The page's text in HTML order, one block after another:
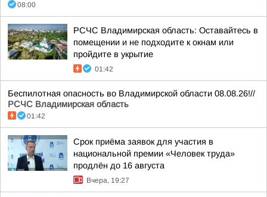
08:00
РСЧС Владимирская область: Оставайтесь в
помещении и не подходите к окнам или
пройдите в укрытие
01:42
Беспилотная опасность во Владимирской области 08.08.26!//
РСЧС Владимирская область
01:42
Срок приёма заявок для участия в
национальной премии «Человек труда»
продлён до 16 августа
Вчера, 19:27